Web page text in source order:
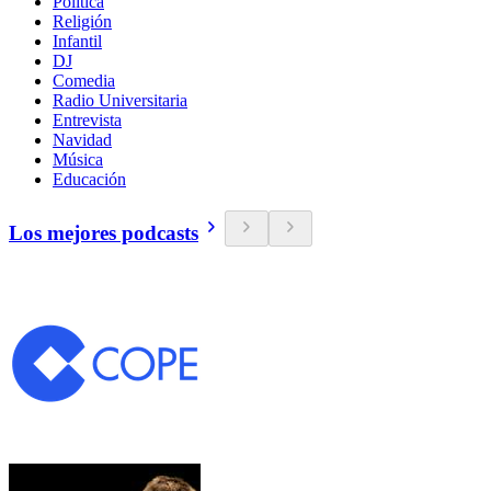
Religión
Infantil
DJ
Comedia
Radio Universitaria
Entrevista
Navidad
Música
Educación
Los mejores podcasts